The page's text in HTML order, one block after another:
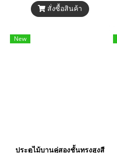
โบราณ คู่มือจับทองเหลืองและ
สั่งซื้อสินค้า
New
ประตูไม้บานคู่สองชั้นทรงสูงสี